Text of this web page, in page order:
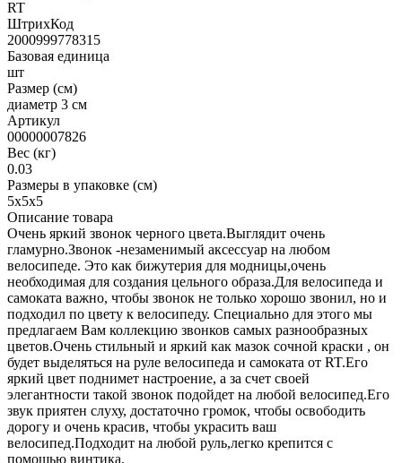
RT
ШтрихКод
2000999778315
Базовая единица
шт
Размер (см)
диаметр 3 см
Артикул
00000007826
Вес (кг)
0.03
Размеры в упаковке (см)
5х5х5
Описание товара
Очень яркий звонок черного цвета.Выглядит очень
гламурно.Звонок -незаменимый аксессуар на любом
велосипеде. Это как бижутерия для модницы,очень
необходимая для создания цельного образа.Для велосипеда и
самоката важно, чтобы звонок не только хорошо звонил, но и
подходил по цвету к велосипеду. Специально для этого мы
предлагаем Вам коллекцию звонков самых разнообразных
цветов.Очень стильный и яркий как мазок сочной краски , он
будет выделяться на руле велосипеда и самоката от RT.Его
яркий цвет поднимет настроение, а за счет своей
элегантности такой звонок подойдет на любой велосипед.Его
звук приятен слуху, достаточно громок, чтобы освободить
дорогу и очень красив, чтобы украсить ваш
велосипед.Подходит на любой руль,легко крепится с
помощью винтика.